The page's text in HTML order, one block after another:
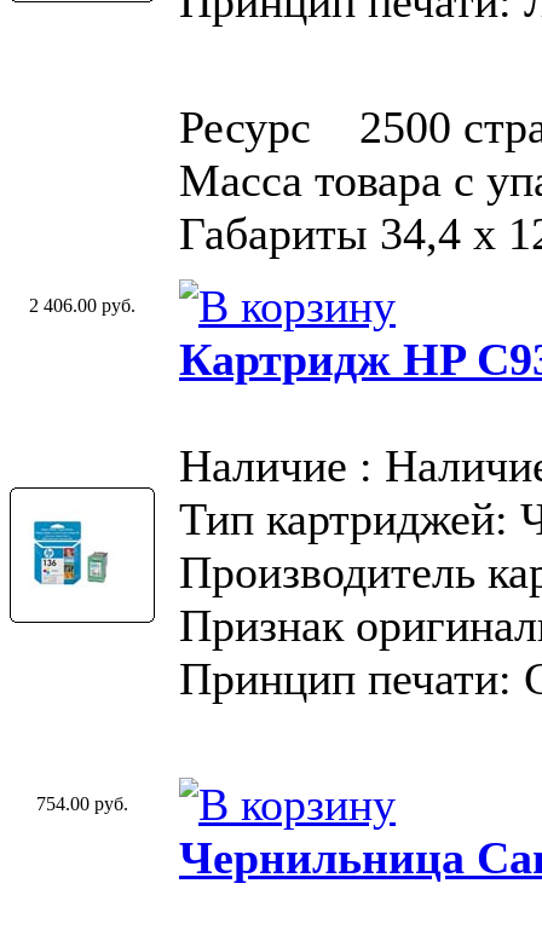
Ресурс 2500
Масса товара с
Габариты 34,4 x
2 406.00 руб.
Картридж HP
Наличие :
Тип картриджей:
Производитель
Признак
Принцип печати:
754.00 руб.
Чернильница